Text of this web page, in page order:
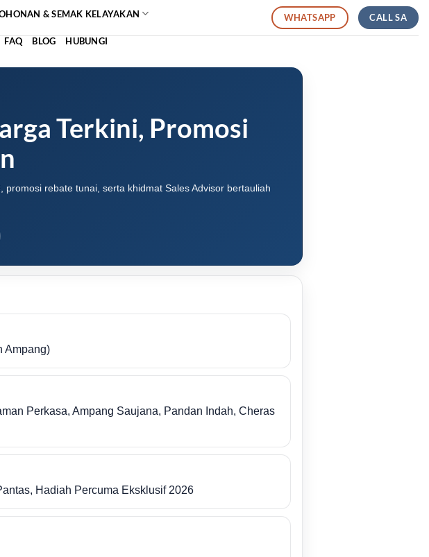
& SEMAK KELAYAKAN
FAQ BLOG HUBUNGI
WHATSAPP CALL SA
Terkini, Promosi
rebate tunai, serta khidmat Sales Advisor bertauliah
Ampang)
Perkasa, Ampang Saujana, Pandan Indah, Cheras
Hadiah Percuma Eksklusif 2026